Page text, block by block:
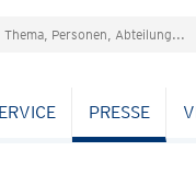
Suchefeld
PRESSE